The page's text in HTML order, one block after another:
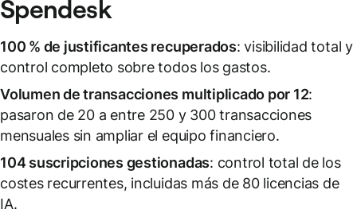
Spendesk
100 % de justificantes recuperados: visibilidad total y
control completo sobre todos los gastos.
Volumen de transacciones multiplicado por 12:
pasaron de 20 a entre 250 y 300 transacciones
mensuales sin ampliar el equipo financiero.
104 suscripciones gestionadas: control total de los
costes recurrentes, incluidas más de 80 licencias de
IA.